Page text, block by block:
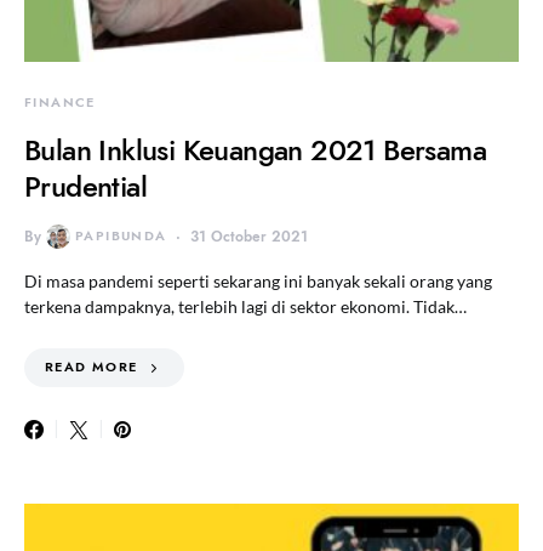
FINANCE
Bulan Inklusi Keuangan 2021 Bersama
Prudential
By PAPIBUNDA 31 October 2021
Di masa pandemi seperti sekarang ini banyak sekali orang yang
terkena dampaknya, terlebih lagi di sektor ekonomi. Tidak…
READ MORE